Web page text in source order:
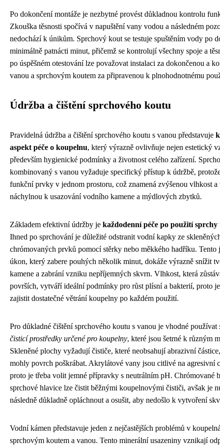
Po dokončení montáže je nezbytné provést důkladnou kontrolu
Zkouška těsnosti spočívá v napuštění vany vodou a následném
nedochází k únikům. Sprchový kout se testuje spuštěním vody po
minimálně patnácti minut, přičemž se kontrolují všechny spoje a
po úspěšném otestování lze považovat instalaci za dokončenou a
vanou a sprchovým koutem za připravenou k plnohodnotnému
Údržba a čištění sprchového koutu
Pravidelná údržba a čištění sprchového koutu s vanou představuje
aspekt péče o koupelnu, který výrazně ovlivňuje nejen estetický
především hygienické podmínky a životnost celého zařízení.
kombinovaný s vanou vyžaduje specifický přístup k údržbě,
funkční prvky v jednom prostoru, což znamená zvýšenou vlhkost a
náchylnou k usazování vodního kamene a mýdlových zbytků.
Základem efektivní údržby je každodenní péče po použití sprchy
Ihned po sprchování je důležité odstranit vodní kapky ze
chrómovaných prvků pomocí stěrky nebo měkkého hadříku. Tento
úkon, který zabere pouhých několik minut, dokáže výrazně snížit
kamene a zabrání vzniku nepříjemných skvrn. Vlhkost, která
površích, vytváří ideální podmínky pro růst plísní a bakterií, proto
zajistit dostatečné větrání koupelny po každém použití.
Pro důkladné čištění sprchového koutu s vanou je vhodné používat
čisticí prostředky určené pro koupelny, které jsou šetrné k různým
Skleněné plochy vyžadují čističe, které neobsahují abrazivní
mohly povrch poškrábat. Akrylátové vany jsou citlivé na agresivní
proto je třeba volit jemné přípravky s neutrálním pH. Chrómované
sprchové hlavice lze čistit běžnými koupelnovými čističi, avšak je
následně důkladně opláchnout a osušit, aby nedošlo k vytvoření
Vodní kámen představuje jeden z nejčastějších problémů v
sprchovým koutem a vanou. Tento minerální usazeniny vznikají